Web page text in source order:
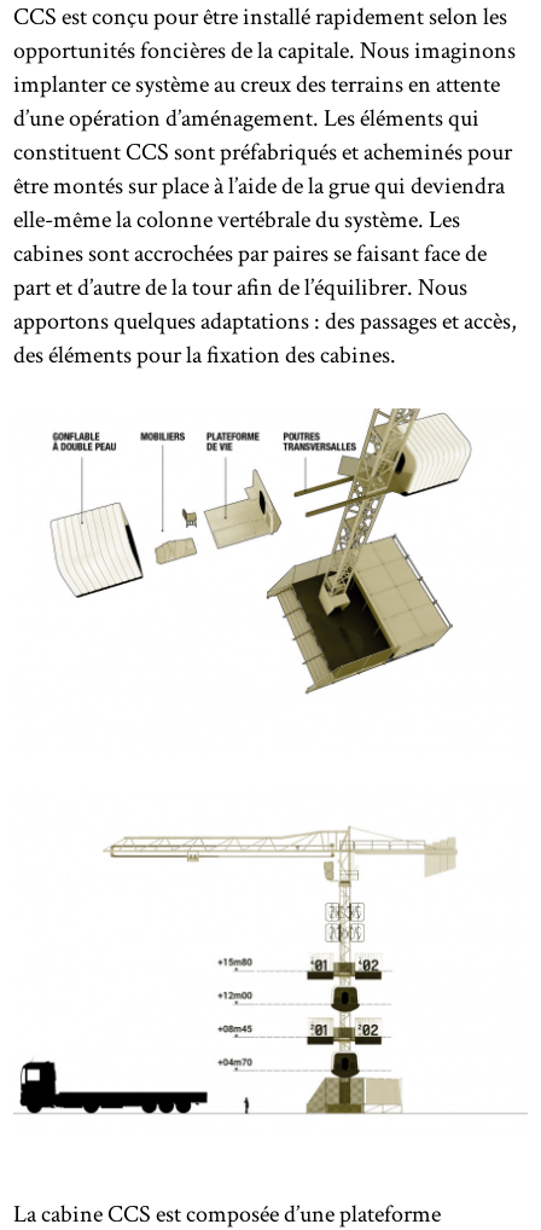
CCS est conçu pour être installé rapidement selon les
opportunités foncières de la capitale. Nous imaginons
implanter ce système au creux des terrains en attente
d’une opération d’aménagement. Les éléments qui
constituent CCS sont préfabriqués et acheminés pour
être montés sur place à l’aide de la grue qui deviendra
elle-même la colonne vertébrale du système. Les
cabines sont accrochées par paires se faisant face de
part et d’autre de la tour afin de l’équilibrer. Nous
apportons quelques adaptations : des passages et accès,
des éléments pour la fixation des cabines.
La cabine CCS est composée d’une plateforme